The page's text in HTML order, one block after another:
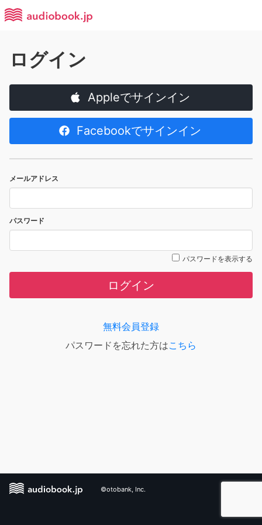
ログイン
Appleでサインイン
Facebookでサインイン
メールアドレス
パスワード
パスワードを表示する
ログイン
無料会員登録
パスワードを忘れた方はこちら
©otobank, Inc.